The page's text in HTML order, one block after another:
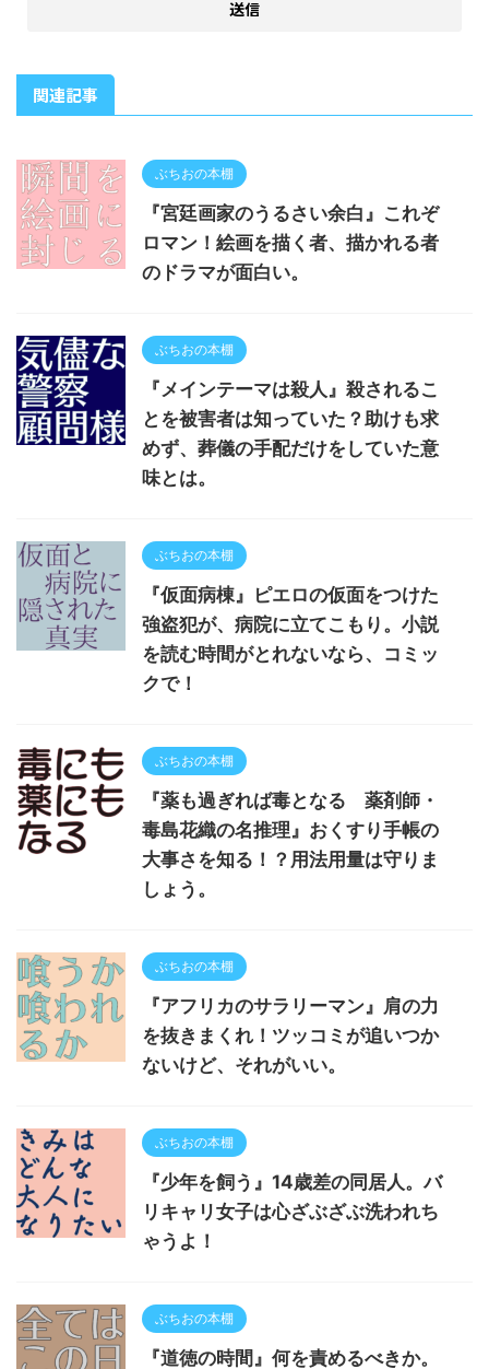
関連記事
ぶちおの本棚
『宮廷画家のうるさい余白』これぞ
ロマン！絵画を描く者、描かれる者
のドラマが面白い。
ぶちおの本棚
『メインテーマは殺人』殺されるこ
とを被害者は知っていた？助けも求
めず、葬儀の手配だけをしていた意
味とは。
ぶちおの本棚
『仮面病棟』ピエロの仮面をつけた
強盗犯が、病院に立てこもり。小説
を読む時間がとれないなら、コミッ
クで！
ぶちおの本棚
『薬も過ぎれば毒となる 薬剤師・
毒島花織の名推理』おくすり手帳の
大事さを知る！？用法用量は守りま
しょう。
ぶちおの本棚
『アフリカのサラリーマン』肩の力
を抜きまくれ！ツッコミが追いつか
ないけど、それがいい。
ぶちおの本棚
『少年を飼う』14歳差の同居人。バ
リキャリ女子は心ざぶざぶ洗われち
ゃうよ！
ぶちおの本棚
『道徳の時間』何を責めるべきか。